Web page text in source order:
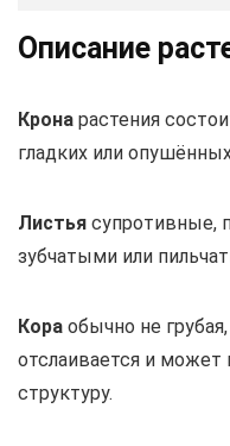
Описание
Крона растения
гладких или
Листья супротивные,
зубчатыми или
Кора обычно не
отслаивается и
структуру.